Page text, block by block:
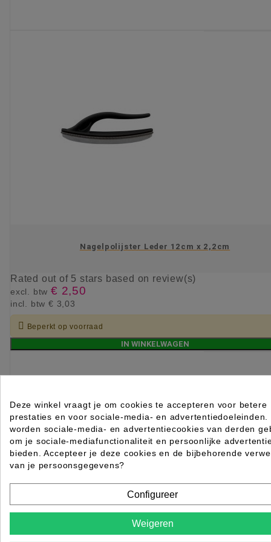
Nagelpolijster Leder 12cm x 2,2cm
Rated out of 5 stars based on review(s)
excl. btw € 2,50
incl. btw € 3,03
 Beperkt op voorraad
IN WINKELWAGEN
Deze winkel vraagt je om cookies te accepteren voor betere
prestaties en voor sociale-media- en advertentiedoeleinden.
worden sociale-media- en advertentiecookies van derden
om je sociale-mediafunctionaliteit en persoonlijke
bieden. Accepteer je deze cookies en de bijbehorende
van je persoonsgegevens?
Configureer
Weigeren